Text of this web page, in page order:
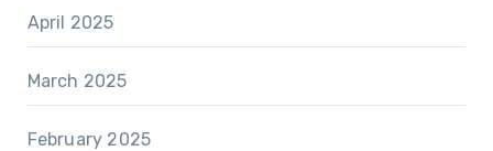
April 2025
March 2025
February 2025